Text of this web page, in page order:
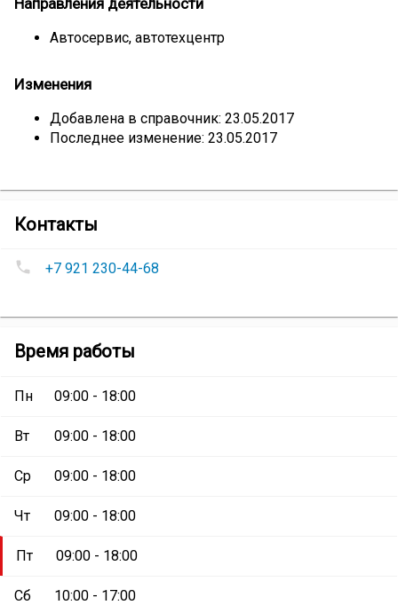
Автосервис, автотехцентр
Изменения
Добавлена в справочник: 23.05.2017
Последнее изменение: 23.05.2017
Контакты
«Автодом»
Номера
телефонов
«Автодом»:
+7 921 230-44-68
Время работы
Пн 09:00 - 18:00
Вт 09:00 - 18:00
Ср 09:00 - 18:00
Чт 09:00 - 18:00
Пт 09:00 - 18:00
Сб 10:00 - 17:00